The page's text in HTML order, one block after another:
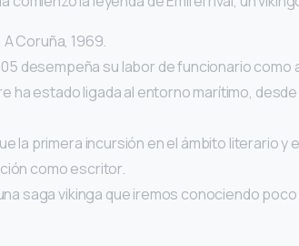
A Coruña, 1969.
desempeña su labor de funcionario como
ha estado ligada al entorno marítimo,
la primera incursión en el ámbito literario
como escritor.
saga vikinga que iremos conociendo